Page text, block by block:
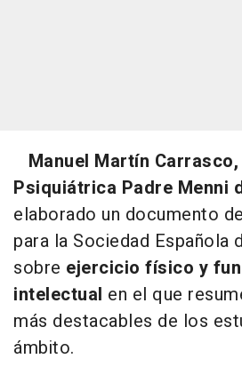
Manuel Martín
Psiquiátrica Padre Menni
elaborado un documento
para la Sociedad Española
sobre ejercicio físico y
intelectual en el que
más destacables de los
ámbito.